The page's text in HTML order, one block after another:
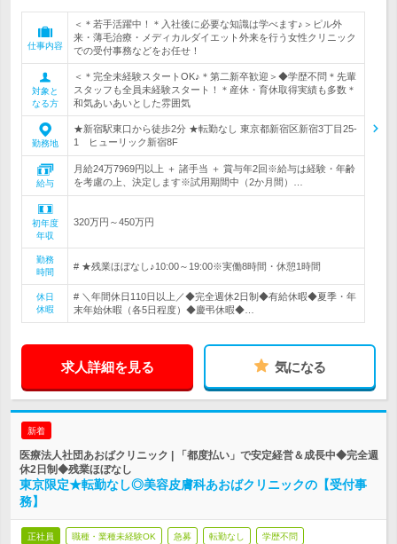
仕事内容
＜＊若手活躍中！＊入社後に必要な知識は学べます♪＞ピル外
来・薄毛治療・メディカルダイエット外来を行う女性クリニック
での受付事務などをお任せ！
対象と
なる方
＜＊完全未経験スタートOK♪＊第二新卒歓迎＞◆学歴不問＊先輩
スタッフも全員未経験スタート！＊産休・育休取得実績も多数＊
和気あいあいとした雰囲気
勤務地
★新宿駅東口から徒歩2分 ★転勤なし 東京都新宿区新宿3丁目25-
1 ヒューリック新宿8F
給与
月給24万7969円以上 ＋ 諸手当 ＋ 賞与年2回※給与は経験・年齢
を考慮の上、決定します※試用期間中（2か月間）…
初年度
年収
320万円～450万円
勤務
時間
# ★残業ほぼなし♪10:00～19:00※実働8時間・休憩1時間
休日
休暇
# ＼年間休日110日以上／◆完全週休2日制◆有給休暇◆夏季・年
末年始休暇（各5日程度）◆慶弔休暇◆…
求人詳細を見る 気になる
新着
医療法人社団あおばクリニック | 「都度払い」で安定経営＆成長中◆完全週
休2日制◆残業ほぼなし
東京限定★転勤なし◎美容皮膚科あおばクリニックの【受付事
務】
正社員 職種・業種未経験OK 急募 転勤なし 学歴不問